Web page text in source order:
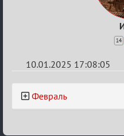
14
10.01.2025 17:08:05
Re:
Двенадцать
Февраль